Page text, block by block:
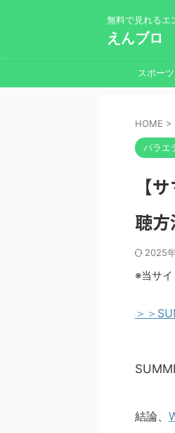
無料で見れるエ
えんブロ
スポーツ
HOME >
バラエ
【
聴方
2025
※当サ
＞＞
結論、